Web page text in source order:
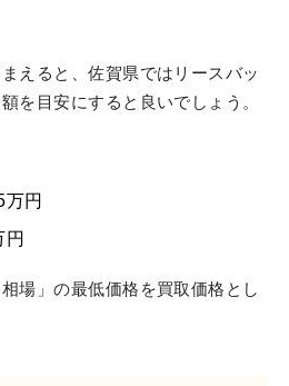
えると、佐賀県ではリースバッ
を目安にすると良いでしょう。
円
場」の最低価格を買取価格とし